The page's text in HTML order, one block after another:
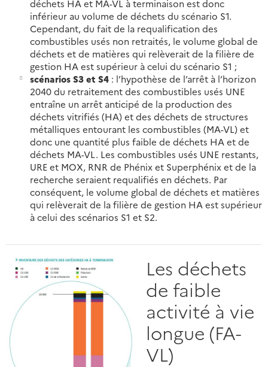
déchets HA et MA-VL à terminaison est donc
inférieur au volume de déchets du scénario S1.
Cependant, du fait de la requalification des
combustibles usés non retraités, le volume global de
déchets et de matières qui relèverait de la filière de
gestion HA est supérieur à celui du scénario S1 ;
scénarios S3 et S4: l’hypothèse de l’arrêt à l’horizon
2040 du retraitement des combustibles usés UNE
entraîne un arrêt anticipé de la production des
déchets vitrifiés (HA) et des déchets de structures
métalliques entourant les combustibles (MA-VL) et
donc une quantité plus faible de déchets HA et de
déchets MA-VL. Les combustibles usés UNE restants,
URE et MOX, RNR de Phénix et Superphénix et de la
recherche seraient requalifiés en déchets. Par
conséquent, le volume global de déchets et matières
qui relèverait de la filière de gestion HA est supérieur
à celui des scénarios S1 et S2.
Les déchets
de faible
activité à vie
longue (FA-
VL)